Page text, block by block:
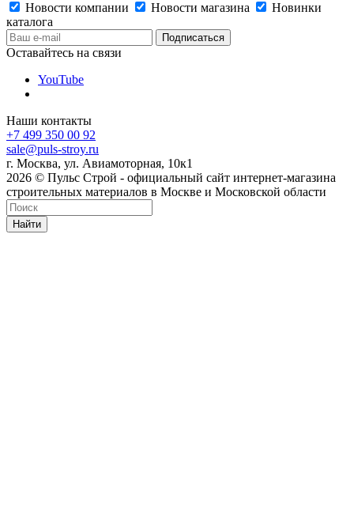
Новости компании
Новости магазина
Новинки
каталога
Оставайтесь на связи
YouTube
Наши контакты
+7 499 350 00 92
sale@puls-stroy.ru
г. Москва, ул. Авиамоторная, 10к1
2026 © Пульс Строй - официальный сайт интернет-магазина
строительных материалов в Москве и Московской области
Найти